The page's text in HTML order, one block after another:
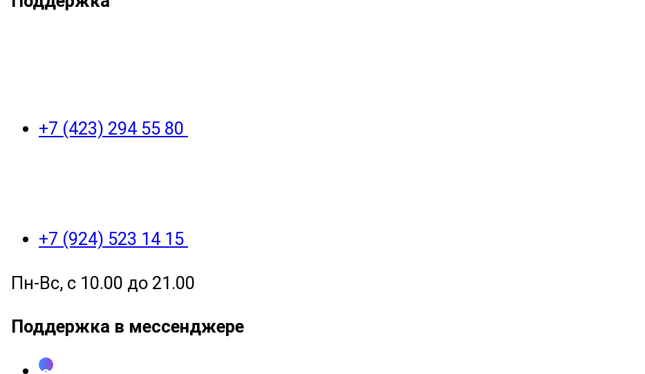
+7 (423) 294 55 80
+7 (924) 523 14 15
Пн-Вс, с 10.00 до 21.00
Поддержка в мессенджере